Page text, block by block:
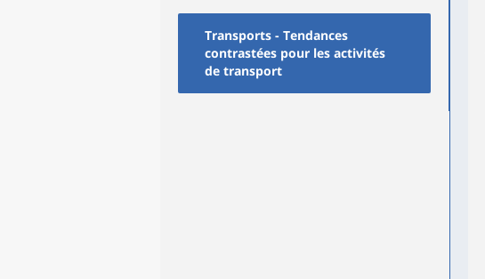
Transports - Tendances
contrastées pour les activités
de transport